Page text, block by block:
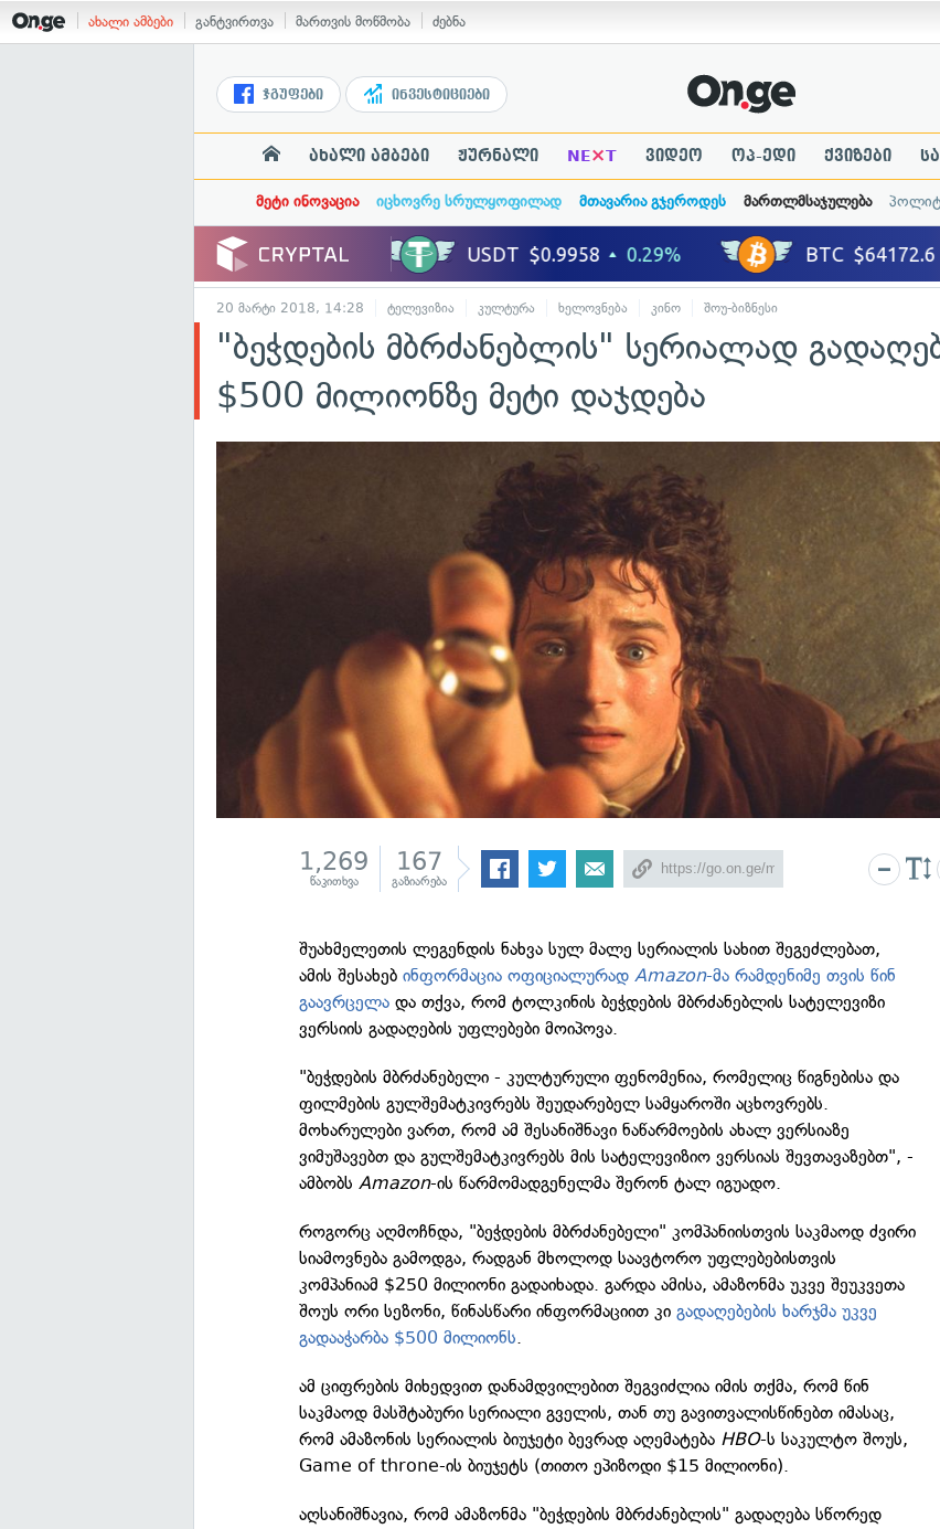
ახალი ამბები განტვირთვა მართვის მოწმობა ძებნა
ჯგუფები ინვესტიციები
ახალი ამბები ჟურნალი NE×T ვიდეო ოპ-ედი ქვიზები
მეტი ინოვაცია იცხოვრე სრულყოფილად მთავარია გჯეროდეს მართლმსაჯულება
20 მარტი 2018, 14:28 ტელევიზია კულტურა ხელოვნება კინო შოუ-ბიზნესი
"ბეჭდების მბრძანებლის" სერიალად
$500 მილიონზე მეტი დაჯდება
1,269
წაკითხვა
167
გაზიარება
შუახმელეთის ლეგენდის ნახვა სულ მალე სერიალის სახით შეგეძლებათ,
ამის შესახებინფორმაცია ოფიციალურადAmazon-მა რამდენიმე თვის წინ
გაავრცელა და თქვა, რომ ტოლკინის ბეჭდების მბრძანებლის სატელევიზი
ვერსიის გადაღების უფლებები მოიპოვა.
"ბეჭდების მბრძანებელი - კულტურული ფენომენია, რომელიც წიგნებისა და
ფილმების გულშემატკივრებს შეუდარებელ სამყაროში აცხოვრებს.
მოხარულები ვართ, რომ ამ შესანიშნავი ნაწარმოების ახალ ვერსიაზე
ვიმუშავებთ და გულშემატკივრებს მის სატელევიზიო ვერსიას შევთავაზებთ", -
ამბობსAmazon-ის წარმომადგენელმა შერონ ტალ იგუადო.
როგორც აღმოჩნდა, "ბეჭდების მბრძანებელი" კომპანიისთვის საკმაოდ ძვირი
სიამოვნება გამოდგა, რადგან მხოლოდ საავტორო უფლებებისთვის
კომპანიამ $250 მილიონი გადაიხადა. გარდა ამისა, ამაზონმა უკვე შეუკვეთა
შოუს ორი სეზონი, წინასწარი ინფორმაციით კიგადაღებების ხარჯმა უკვე
გადააჭარბა $500 მილიონს.
ამ ციფრების მიხედვით დანამდვილებით შეგვიძლია იმის თქმა, რომ წინ
საკმაოდ მასშტაბური სერიალი გველის, თან თუ გავითვალისწინებთ იმასაც,
რომ ამაზონის სერიალის ბიუჯეტი ბევრად აღემატება HBO-ს საკულტო შოუს,
Game of throne-ის ბიუჯეტს (თითო ეპიზოდი $15 მილიონი).
აღსანიშნავია, რომ ამაზონმა "ბეჭდების მბრძანებლის" გადაღება სწორედ